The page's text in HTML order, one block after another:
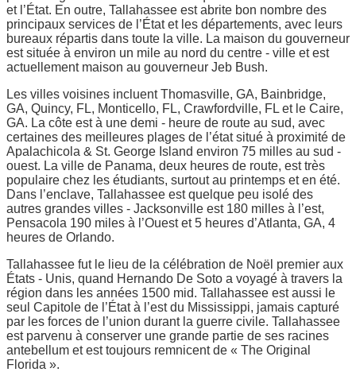
et l’État. En outre, Tallahassee est abrite bon nombre des
principaux services de l’État et les départements, avec leurs
bureaux répartis dans toute la ville. La maison du gouverneur
est située à environ un mile au nord du centre - ville et est
actuellement maison au gouverneur Jeb Bush.
Les villes voisines incluent Thomasville, GA, Bainbridge,
GA, Quincy, FL, Monticello, FL, Crawfordville, FL et le Caire,
GA. La côte est à une demi - heure de route au sud, avec
certaines des meilleures plages de l’état situé à proximité de
Apalachicola & St. George Island environ 75 milles au sud -
ouest. La ville de Panama, deux heures de route, est très
populaire chez les étudiants, surtout au printemps et en été.
Dans l’enclave, Tallahassee est quelque peu isolé des
autres grandes villes - Jacksonville est 180 milles à l’est,
Pensacola 190 miles à l’Ouest et 5 heures d’Atlanta, GA, 4
heures de Orlando.
Tallahassee fut le lieu de la célébration de Noël premier aux
États - Unis, quand Hernando De Soto a voyagé à travers la
région dans les années 1500 mid. Tallahassee est aussi le
seul Capitole de l’État à l’est du Mississippi, jamais capturé
par les forces de l’union durant la guerre civile. Tallahassee
est parvenu à conserver une grande partie de ses racines
antebellum et est toujours remnicent de « The Original
Florida ».